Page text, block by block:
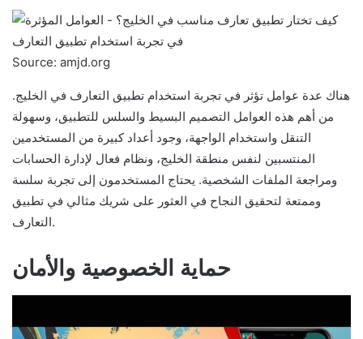
Source: amjd.org
هناك عدة عوامل تؤثر في تجربة استخدام تطبيق التعارف في الخليج.
من أهم هذه العوامل التصميم البسيط والسلس للتطبيق، وسهولة
التنقل واستخدام الواجهة، وجود أعداد كبيرة من المستخدمين
المنتسبين لنفس منطقة الخليج، ونظام فعال لإدارة الحسابات
ومراجعة الملفات الشخصية. يحتاج المستخدمون إلى تجربة سلسة
وممتعة لتحقيق النجاح في العثور على شريك مثالي في تطبيق
التعارف.
حماية الخصوصية والأمان